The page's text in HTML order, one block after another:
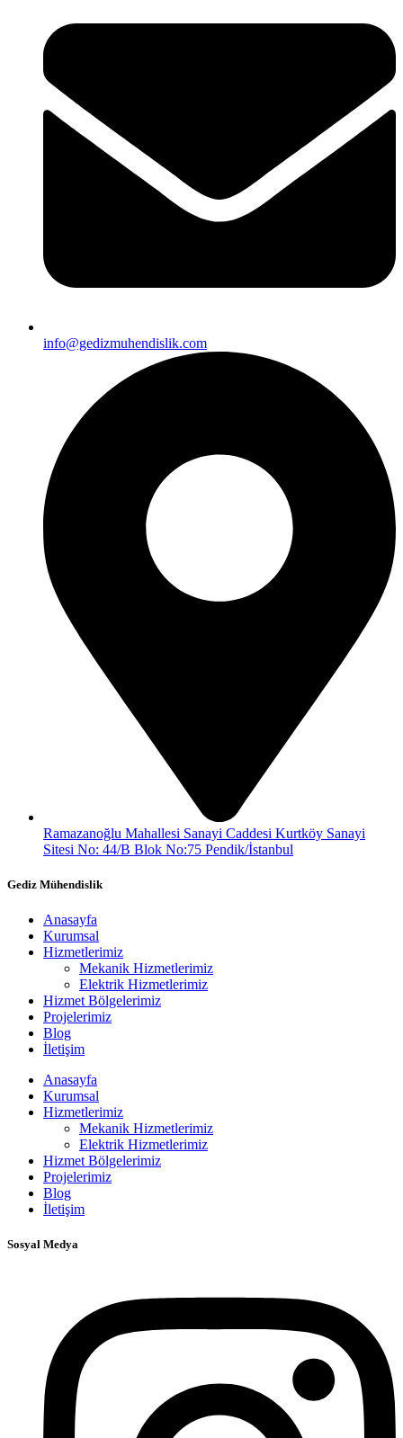
info@gedizmuhendislik.com
Ramazanoğlu Mahallesi Sanayi Caddesi Kurtköy Sanayi
Sitesi No: 44/B Blok No:75 Pendik/İstanbul
Gediz Mühendislik
Anasayfa
Kurumsal
Hizmetlerimiz
Mekanik Hizmetlerimiz
Elektrik Hizmetlerimiz
Hizmet Bölgelerimiz
Projelerimiz
Blog
İletişim
Anasayfa
Kurumsal
Hizmetlerimiz
Mekanik Hizmetlerimiz
Elektrik Hizmetlerimiz
Hizmet Bölgelerimiz
Projelerimiz
Blog
İletişim
Sosyal Medya